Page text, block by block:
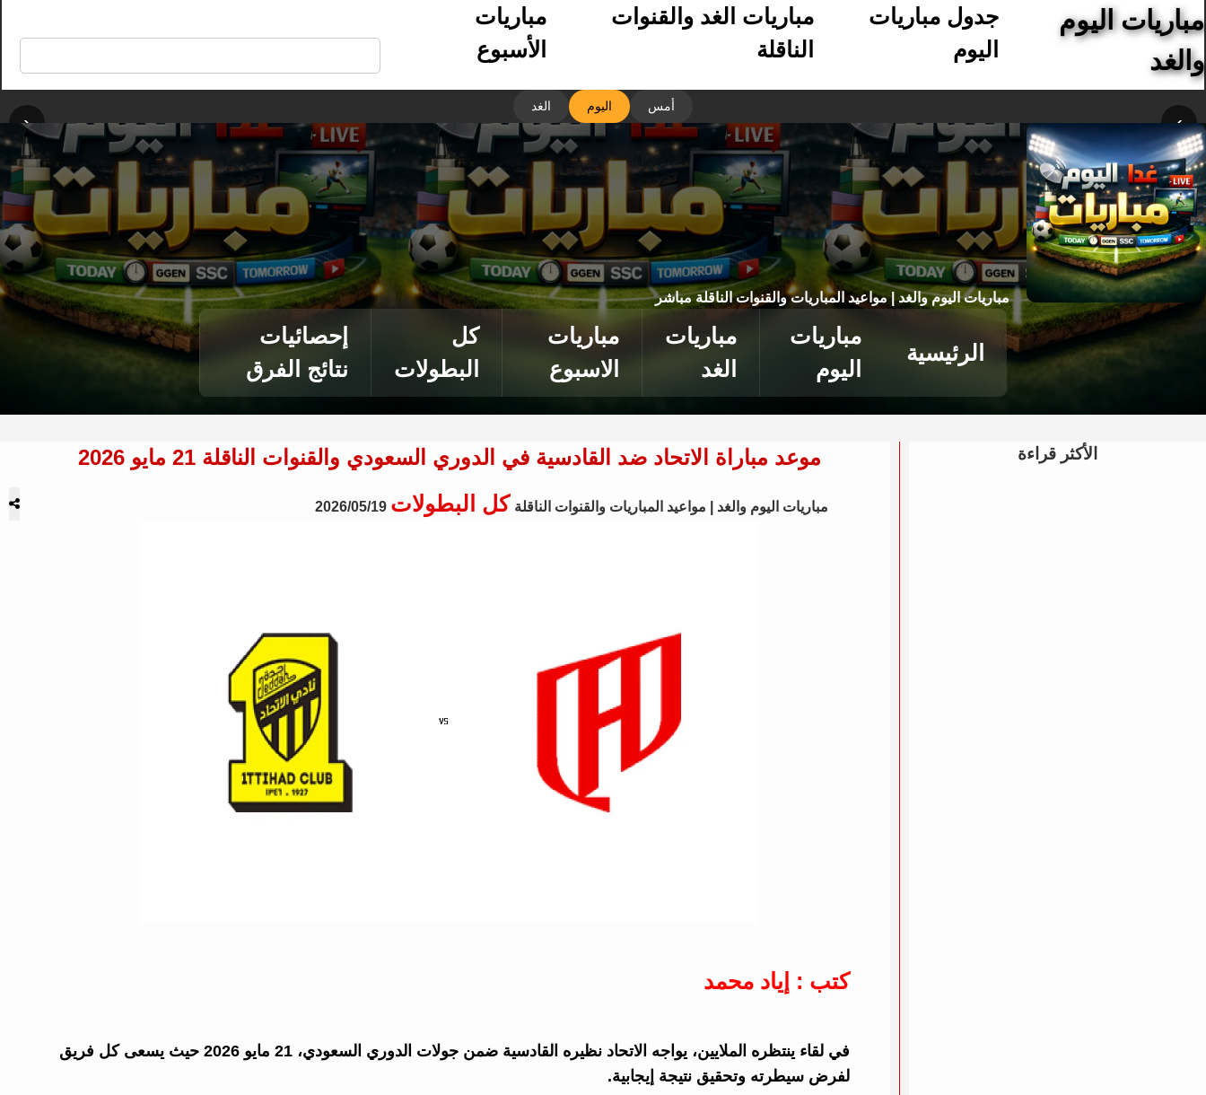
مباريات اليوم
والغد
جدول مباريات
اليوم
مباريات الغد والقنوات
الناقلة
مباريات
الأسبوع
أمس اليوم الغد
‹ ›
مباريات اليوم والغد | مواعيد المباريات والقنوات الناقلة مباشر
الرئيسية
مباريات
اليوم
مباريات
الغد
مباريات
الاسبوع
كل
البطولات
إحصائيات
نتائج الفرق
موعد مباراة الاتحاد ضد القادسية في الدوري السعودي والقنوات الناقلة 21 مايو 2026
مباريات اليوم والغد | مواعيد المباريات والقنوات الناقلة كل البطولات 2026/05/19
كتب : إياد محمد
في لقاء ينتظره الملايين، يواجه الاتحاد نظيره القادسية ضمن جولات الدوري السعودي، 21 مايو 2026 حيث يسعى كل فريق
لفرض سيطرته وتحقيق نتيجة إيجابية.
الأكثر قراءة